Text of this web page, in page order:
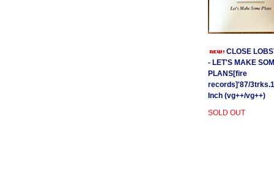
CLOSE
- LET'S MAKE
PLANS[fire
records]'87/
Inch (vg++/vg++)
SOLD OUT